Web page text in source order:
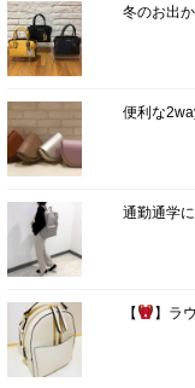
冬のお出
便利な
通勤通学
【 】ラ